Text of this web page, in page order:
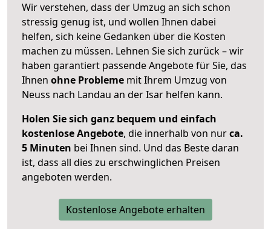
Wir verstehen, dass der Umzug an sich schon
stressig genug ist, und wollen Ihnen dabei
helfen, sich keine Gedanken über die Kosten
machen zu müssen. Lehnen Sie sich zurück – wir
haben garantiert passende Angebote für Sie, das
Ihnen ohne Probleme mit Ihrem Umzug von
Neuss nach Landau an der Isar helfen kann.
Holen Sie sich ganz bequem und einfach
kostenlose Angebote, die innerhalb von nurca.
5 Minuten bei Ihnen sind. Und das Beste daran
ist, dass all dies zu erschwinglichen Preisen
angeboten werden.
Kostenlose Angebote erhalten